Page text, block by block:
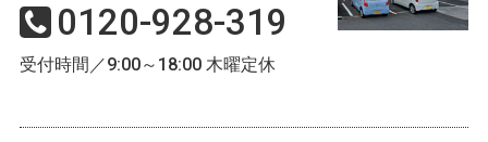
0120-928-319
受付時間／9:00～18:00 木曜定休